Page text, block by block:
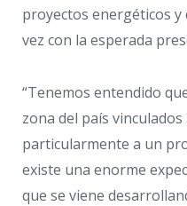
proyectos energéticos
vez con la esperada
“Tenemos entendido
zona del país
particularmente a un
existe una enorme
que se viene